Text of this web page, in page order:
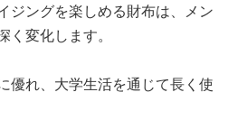
ジングを楽しめる財布は、メン
変化します。
優れ、大学生活を通じて長く使